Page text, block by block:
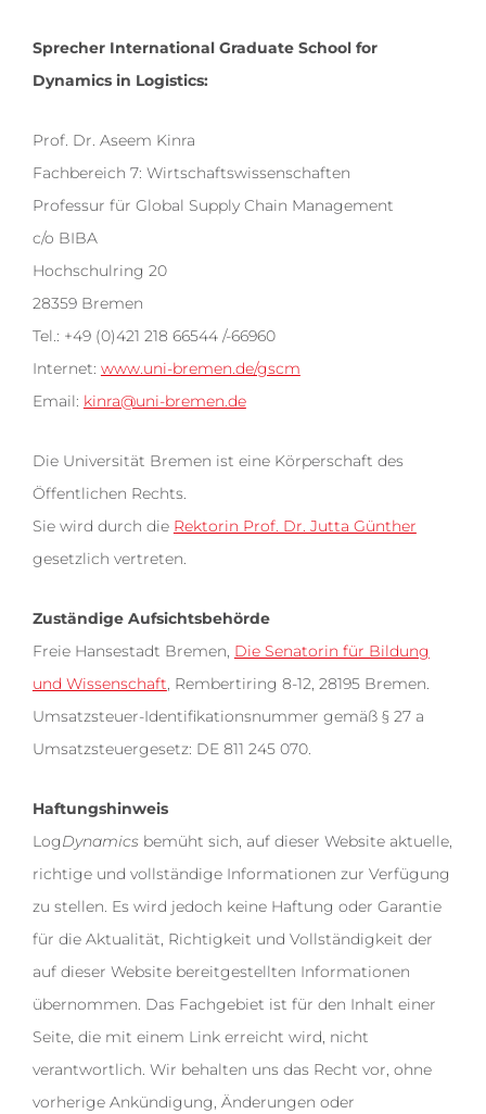
Sprecher International Graduate School for
Dynamics in Logistics:
Prof. Dr. Aseem Kinra
Fachbereich 7: Wirtschaftswissenschaften
Professur für Global Supply Chain Management
c/o BIBA
Hochschulring 20
28359 Bremen
Tel.: +49 (0)421 218 66544 /-66960
Internet: www.uni-bremen.de/gscm
Email: kinra@uni-bremen.de
Die Universität Bremen ist eine Körperschaft des
Öffentlichen Rechts.
Sie wird durch die Rektorin Prof. Dr. Jutta Günther
gesetzlich vertreten.
Zuständige Aufsichtsbehörde
Freie Hansestadt Bremen, Die Senatorin für Bildung
und Wissenschaft, Rembertiring 8-12, 28195 Bremen.
Umsatzsteuer-Identifikationsnummer gemäß § 27 a
Umsatzsteuergesetz: DE 811 245 070.
Haftungshinweis
LogDynamicsbemüht sich, auf dieser Website aktuelle,
richtige und vollständige Informationen zur Verfügung
zu stellen. Es wird jedoch keine Haftung oder Garantie
für die Aktualität, Richtigkeit und Vollständigkeit der
auf dieser Website bereitgestellten Informationen
übernommen. Das Fachgebiet ist für den Inhalt einer
Seite, die mit einem Link erreicht wird, nicht
verantwortlich. Wir behalten uns das Recht vor, ohne
vorherige Ankündigung, Änderungen oder